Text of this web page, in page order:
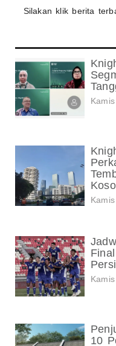
Silakan klik berita
10